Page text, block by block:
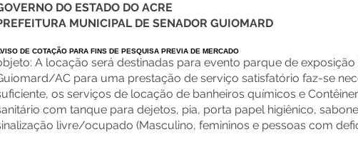
DO ESTADO DO ACRE
MUNICIPAL DE SENADOR GUIOMARD
DE COTAÇÃO PARA FINS DE PESQUISA PREVIA DE MERCADO
A locação será destinadas para evento parque de
AC para uma prestação de serviço satisfatório faz-se
os serviços de locação de banheiros químicos e
com tanque para dejetos, pia, porta papel higiênico,
livre/ocupado (Masculino, femininos e pessoas com